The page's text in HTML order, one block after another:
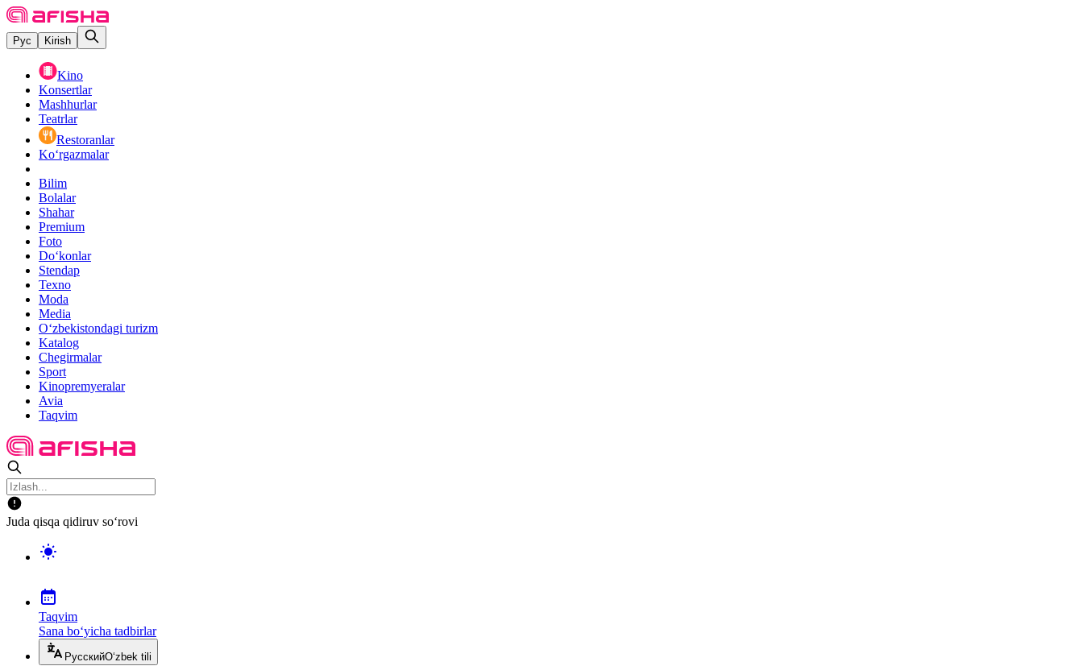
Рус Kirish
Kino
Konsertlar
Mashhurlar
Teatrlar
Restoranlar
Ko‘rgazmalar
Bilim
Bolalar
Shahar
Premium
Foto
Do‘konlar
Stendap
Texno
Moda
Media
O‘zbekistondagi turizm
Katalog
Chegirmalar
Sport
Kinopremyeralar
Avia
Taqvim
Juda qisqa qidiruv so‘rovi
Taqvim
Sana bo‘yicha tadbirlar
РусскийO‘zbek tili